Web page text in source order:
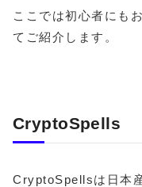
ここでは初心者にも
てご紹介します。
CryptoSpells
CryptoSpellsは日本